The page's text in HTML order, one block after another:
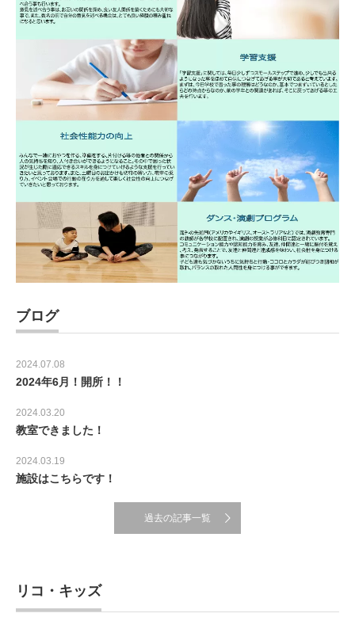
ブログ
2024.07.08
2024年6月！開所！！
2024.03.20
教室できました！
2024.03.19
施設はこちらです！
過去の記事一覧
リコ・キッズ